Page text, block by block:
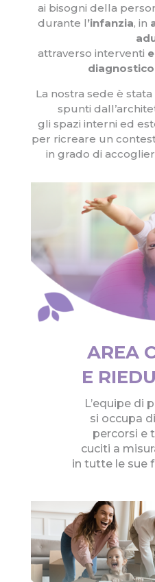
ai bisogni della
durante l’infanzia, in
attraverso interventi
La nostra sede è
spunti
gli spazi interni ed
per ricreare un
in grado di
AREA
E
L’equipe di
si occupa
percorsi e
cuciti a
in tutte le sue